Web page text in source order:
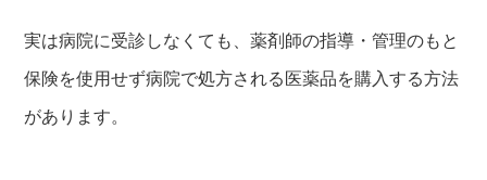
実は病院に受診しなくても、薬剤師の指導・管理のもと
保険を使用せず病院で処方される医薬品を購入する方法
があります。